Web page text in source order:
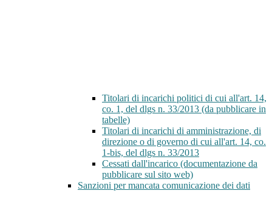
Titolari di incarichi politici di cui all'art. 14,
co. 1, del dlgs n. 33/2013 (da pubblicare in
tabelle)
Titolari di incarichi di amministrazione, di
direzione o di governo di cui all'art. 14, co.
1-bis, del dlgs n. 33/2013
Cessati dall'incarico (documentazione da
pubblicare sul sito web)
Sanzioni per mancata comunicazione dei dati